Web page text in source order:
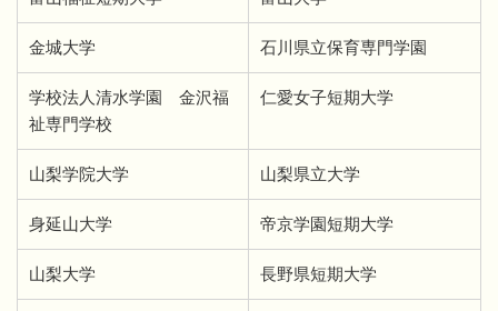
金城大学 石川県立保育専門学園
学校法人清水学園 金沢福
祉専門学校
仁愛女子短期大学
山梨学院大学 山梨県立大学
身延山大学 帝京学園短期大学
山梨大学 長野県短期大学